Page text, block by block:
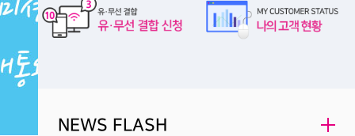
NEWS FLASH